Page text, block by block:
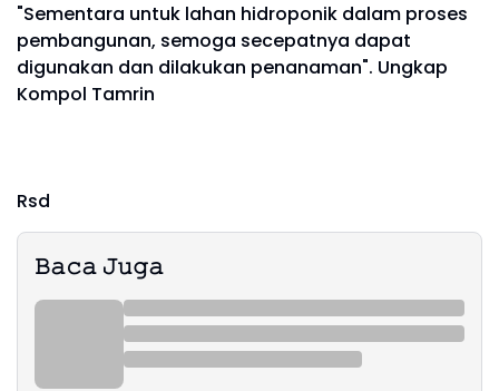
"Sementara untuk lahan hidroponik dalam proses
pembangunan, semoga secepatnya dapat
digunakan dan dilakukan penanaman". Ungkap
Kompol Tamrin
Rsd
𝙱𝚊𝚌𝚊 𝙹𝚞𝚐𝚊